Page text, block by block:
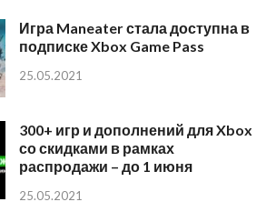
Игра Maneater стала доступна в
подписке Xbox Game Pass
25.05.2021
300+ игр и дополнений для Xbox
со скидками в рамках
распродажи – до 1 июня
25.05.2021